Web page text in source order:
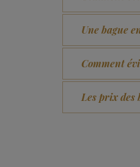
Une bague
Comment
Les prix des